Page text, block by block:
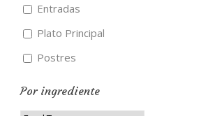
Entradas
Plato Principal
Postres
Por ingrediente